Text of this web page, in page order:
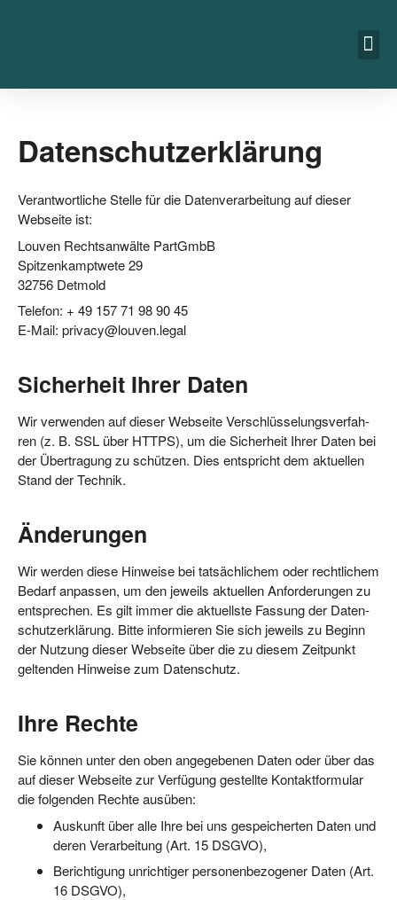
Datenschutzerklärung
Ver­ant­wort­li­che Stel­le für die Daten­ver­ar­bei­tung auf die­ser
Web­sei­te ist:
Lou­ven Rechts­an­wäl­te PartGmbB
Spit­zen­kampt­we­te 29
32756 Det­mold
Tele­fon: + 49 157 71 98 90 45
E‑Mail: privacy@​louven.​legal
Sicherheit Ihrer Daten
Wir ver­wen­den auf die­ser Web­sei­te Ver­schlüs­se­lungs­ver­fah­
ren (z. B. SSL über HTTPS), um die Sicher­heit Ihrer Daten bei
der Über­tra­gung zu schüt­zen. Dies ent­spricht dem aktu­el­len
Stand der Technik.
Änderungen
Wir wer­den die­se Hin­wei­se bei tat­säch­li­chem oder recht­li­chem
Bedarf anpas­sen, um den jeweils aktu­el­len Anfor­de­run­gen zu
ent­spre­chen. Es gilt immer die aktu­ells­te Fas­sung der Daten­
schutz­er­klä­rung. Bit­te infor­mie­ren Sie sich jeweils zu Beginn
der Nut­zung die­ser Web­sei­te über die zu die­sem Zeit­punkt
gel­ten­den Hin­wei­se zum Datenschutz.
Ihre Rechte
Sie kön­nen unter den oben ange­ge­be­nen Daten oder über das
auf die­ser Web­sei­te zur Ver­fü­gung gestell­te Kon­takt­for­mu­lar
die fol­gen­den Rech­te ausüben:
Aus­kunft über alle Ihre bei uns gespei­cher­ten Daten und
deren Ver­ar­bei­tung (Art. 15 DSGVO),
Berich­ti­gung unrich­ti­ger per­so­nen­be­zo­ge­ner Daten (Art.
16 DSGVO),